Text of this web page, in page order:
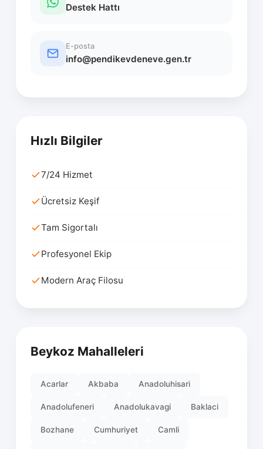
Destek Hattı
E-posta
info@pendikevdeneve.gen.tr
Hızlı Bilgiler
7/24 Hizmet
Ücretsiz Keşif
Tam Sigortalı
Profesyonel Ekip
Modern Araç Filosu
Beykoz Mahalleleri
Acarlar Akbaba Anadoluhisari
Anadolufeneri Anadolukavagi Baklaci
Bozhane Cumhuriyet Camli